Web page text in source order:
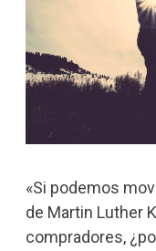
«Si podemos
de Martin Luther
compradores,